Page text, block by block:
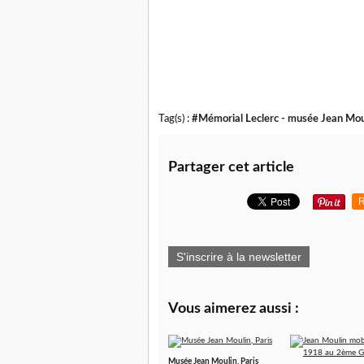
Tag(s) : #Mémorial Leclerc - musée Jean
Partager cet article
S'inscrire à la newsletter
Vous aimerez aussi :
Musée Jean Moulin, Paris